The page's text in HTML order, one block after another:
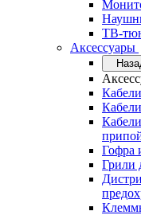
ТВ-
Аксессуары
Гофра
Грили